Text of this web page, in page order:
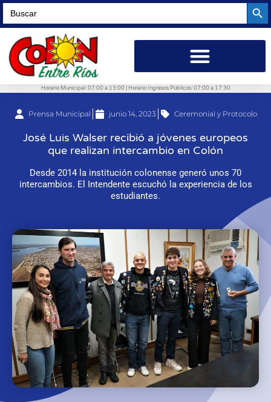
Search
for:
Horario Municipal: 07:00 a 13:00 | Horario Ingresos Públicos: 07:00 a 17:30
Prensa Municipal junio 14, 2023 Ceremonial y Protocolo
José Luis Walser recibió a jóvenes europeos
que realizan intercambio en Colón
Desde 2014 la institución colonense generó unos 70
intercambios. El Intendente escuchó la experiencia de los
estudiantes.